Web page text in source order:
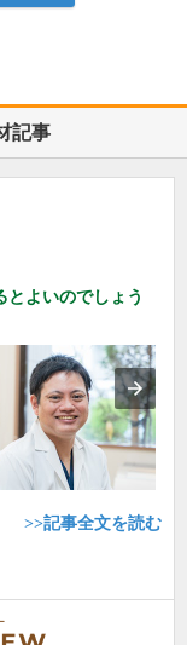
記事
よいのでしょう
>>記事全文を読む